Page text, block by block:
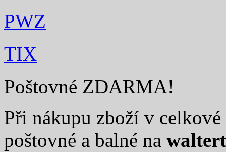
PWZ
TIX
Poštovné ZDARMA!
Při nákupu zboží v
poštovné a balné na